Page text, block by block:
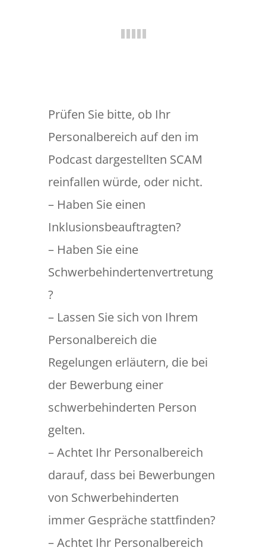
Prüfen Sie bitte, ob Ihr
Personalbereich auf den im
Podcast dargestellten SCAM
reinfallen würde, oder nicht.
– Haben Sie einen
Inklusionsbeauftragten?
– Haben Sie eine
Schwerbehindertenvertretung
?
– Lassen Sie sich von Ihrem
Personalbereich die
Regelungen erläutern, die bei
der Bewerbung einer
schwerbehinderten Person
gelten.
– Achtet Ihr Personalbereich
darauf, dass bei Bewerbungen
von Schwerbehinderten
immer Gespräche stattfinden?
– Achtet Ihr Personalbereich